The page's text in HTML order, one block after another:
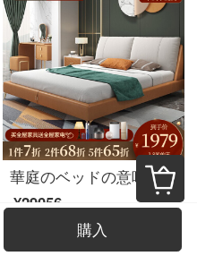
華庭のベッドの意味があります。現代北欧の軽奢ベッドの意味式真皮の布芸ベッド1.8メートルの主臥ins 1.8シングルベッド+ベッドの頭台があります。
¥29056~
購入